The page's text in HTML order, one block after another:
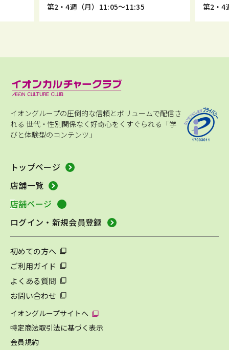
第2・4週（月）11:05～11:35
第2・4
イオングループの圧倒的な信頼とボリュームで配信さ
れる 世代・性別関係なく好奇心をくすぐられる「学
びと体験型のコンテンツ」
トップページ
店舗一覧
店舗ページ
ログイン・新規会員登録
初めての方へ
ご利用ガイド
よくある質問
お問い合わせ
イオングループサイトへ
特定商法取引法に基づく表示
会員規約